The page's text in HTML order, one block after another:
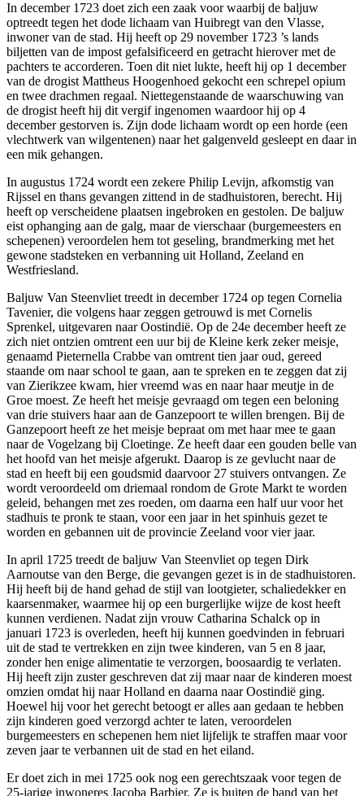
In december 1723 doet zich een zaak voor waarbij de baljuw
optreedt tegen het dode lichaam van Huibregt van den Vlasse,
inwoner van de stad. Hij heeft op 29 november 1723 ’s lands
biljetten van de impost gefalsificeerd en getracht hierover met de
pachters te accorderen. Toen dit niet lukte, heeft hij op 1 december
van de drogist Mattheus Hoogenhoed gekocht een schrepel opium
en twee drachmen regaal. Niettegenstaande de waarschuwing van
de drogist heeft hij dit vergif ingenomen waardoor hij op 4
december gestorven is. Zijn dode lichaam wordt op een horde (een
vlechtwerk van wilgentenen) naar het galgenveld gesleept en daar in
een mik gehangen.
In augustus 1724 wordt een zekere Philip Levijn, afkomstig van
Rijssel en thans gevangen zittend in de stadhuistoren, berecht. Hij
heeft op verscheidene plaatsen ingebroken en gestolen. De baljuw
eist ophanging aan de galg, maar de vierschaar (burgemeesters en
schepenen) veroordelen hem tot geseling, brandmerking met het
gewone stadsteken en verbanning uit Holland, Zeeland en
Westfriesland.
Baljuw Van Steenvliet treedt in december 1724 op tegen Cornelia
Tavenier, die volgens haar zeggen getrouwd is met Cornelis
Sprenkel, uitgevaren naar Oostindië. Op de 24e december heeft ze
zich niet ontzien omtrent een uur bij de Kleine kerk zeker meisje,
genaamd Pieternella Crabbe van omtrent tien jaar oud, gereed
staande om naar school te gaan, aan te spreken en te zeggen dat zij
van Zierikzee kwam, hier vreemd was en naar haar meutje in de
Groe moest. Ze heeft het meisje gevraagd om tegen een beloning
van drie stuivers haar aan de Ganzepoort te willen brengen. Bij de
Ganzepoort heeft ze het meisje bepraat om met haar mee te gaan
naar de Vogelzang bij Cloetinge. Ze heeft daar een gouden belle van
het hoofd van het meisje afgerukt. Daarop is ze gevlucht naar de
stad en heeft bij een goudsmid daarvoor 27 stuivers ontvangen. Ze
wordt veroordeeld om driemaal rondom de Grote Markt te worden
geleid, behangen met zes roeden, om daarna een half uur voor het
stadhuis te pronk te staan, voor een jaar in het spinhuis gezet te
worden en gebannen uit de provincie Zeeland voor vier jaar.
In april 1725 treedt de baljuw Van Steenvliet op tegen Dirk
Aarnoutse van den Berge, die gevangen gezet is in de stadhuistoren.
Hij heeft bij de hand gehad de stijl van lootgieter, schaliedekker en
kaarsenmaker, waarmee hij op een burgerlijke wijze de kost heeft
kunnen verdienen. Nadat zijn vrouw Catharina Schalck op in
januari 1723 is overleden, heeft hij kunnen goedvinden in februari
uit de stad te vertrekken en zijn twee kinderen, van 5 en 8 jaar,
zonder hen enige alimentatie te verzorgen, boosaardig te verlaten.
Hij heeft zijn zuster geschreven dat zij maar naar de kinderen moest
omzien omdat hij naar Holland en daarna naar Oostindië ging.
Hoewel hij voor het gerecht betoogt er alles aan gedaan te hebben
zijn kinderen goed verzorgd achter te laten, veroordelen
burgemeesters en schepenen hem niet lijfelijk te straffen maar voor
zeven jaar te verbannen uit de stad en het eiland.
Er doet zich in mei 1725 ook nog een gerechtszaak voor tegen de
25-jarige inwoneres Jacoba Barbier. Ze is buiten de band van het